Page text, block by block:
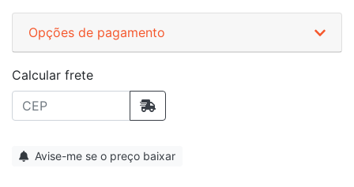
Opções de pagamento
Calcular frete
Avise-me se o preço baixar